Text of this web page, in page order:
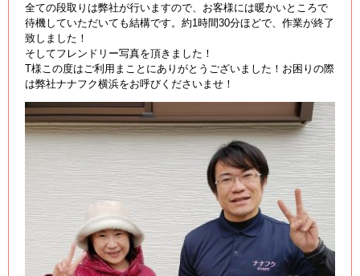
全ての段取りは弊社が行いますので、お客様には暖かいところで
待機していただいても結構です。約1時間30分ほどで、作業が終了
致しました！
そしてフレンドリー写真を頂きました！
T様この度はご利用まことにありがとうございました！お困りの際
は弊社ナナフク横浜をお呼びくださいませ！